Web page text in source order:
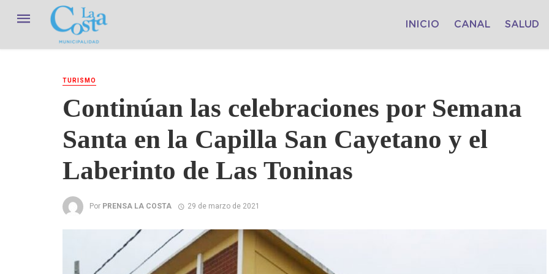
INICIO CANAL SALUD
TURISMO
Continúan las celebraciones por Semana
Santa en la Capilla San Cayetano y el
Laberinto de Las Toninas
Por PRENSA LA COSTA 29 de marzo de 2021